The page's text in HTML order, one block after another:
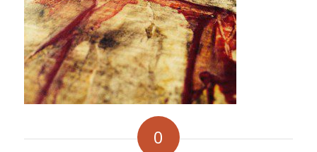
0